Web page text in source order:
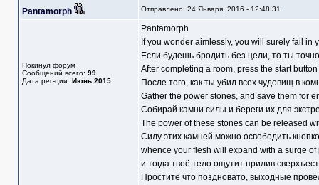
Pantamorph Отправлено: 24 Января, 2016 - 12:48:31
Покинул форум
Сообщений всего: 99
Дата рег-ции: Июнь 2015
Pantamorph
If you wonder aimlessly, you will surely fail in
Если будешь бродить без цели, то ты
After completing a room, press the start
После того, как ты убил всех чудовищ в
Gather the power stones, and save them for
Собирай камни силы и береги их для
The power of these stones can be released
Силу этих камней можно освободить
whence your flesh will expand with a surge of
и тогда твоё тело ощутит прилив
Простите что поздновато, выходные